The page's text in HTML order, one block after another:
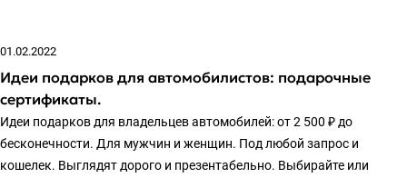
01.02.2022
Идеи подарков для автомобилистов: подарочные
сертификаты.
Идеи подарков для владельцев автомобилей: от 2 500 ₽ до
бесконечности. Для мужчин и женщин. Под любой запрос и
кошелек. Выглядят дорого и презентабельно. Выбирайте или